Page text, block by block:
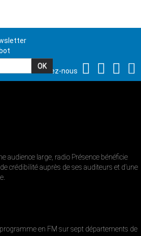
Suivez-nous
audience large, radio Présence bénéficie
crédibilité auprès de ses auditeurs et d’une
en FM sur sept départements de